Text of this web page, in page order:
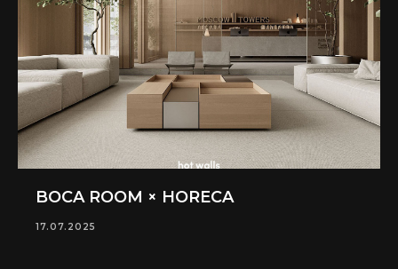
BOCA ROOM × HORECA
17.07.2025